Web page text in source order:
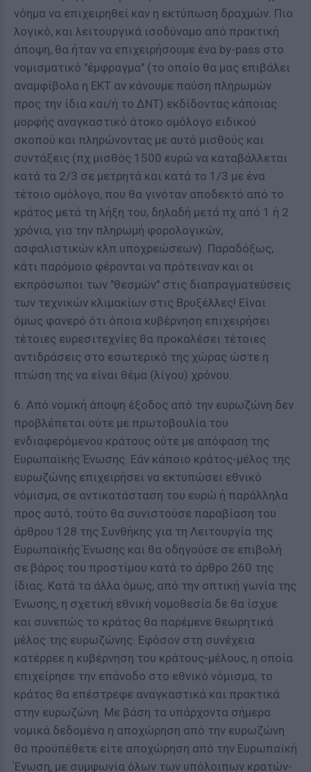
νόημα να επιχειρηθεί καν η εκτύπωση δραχμών. Πιο
λογικό, και λειτουργικά ισοδύναμο από πρακτική
άποψη, θα ήταν να επιχειρήσουμε ένα by-pass στο
νομισματικό "έμφραγμα" (το οποίο θα μας επιβάλει
αναμφίβολα η ΕΚΤ αν κάνουμε παύση πληρωμών
προς την ίδια και/ή το ΔΝΤ) εκδίδοντας κάποιας
μορφής αναγκαστικό άτοκο ομόλογο ειδικού
σκοπού και πληρώνοντας με αυτό μισθούς και
συντάξεις (πχ μισθός 1500 ευρώ να καταβάλλεται
κατά τα 2/3 σε μετρητά και κατά το 1/3 με ένα
τέτοιο ομόλογο, που θα γινόταν αποδεκτό από το
κράτος μετά τη λήξη του, δηλαδή μετά πχ από 1 ή 2
χρόνια, για την πληρωμή φορολογικών,
ασφαλιστικών κλπ υποχρεώσεων). Παραδόξως,
κάτι παρόμοιο φέρονται να πρότειναν και οι
εκπρόσωποι των "θεσμών" στις διαπραγματεύσεις
των τεχνικών κλιμακίων στις Βρυξέλλες! Είναι
όμως φανερό ότι όποια κυβέρνηση επιχειρήσει
τέτοιες ευρεσιτεχνίες θα προκαλέσει τέτοιες
αντιδράσεις στο εσωτερικό της χώρας ώστε η
πτώση της να είναι θέμα (λίγου) χρόνου.
6. Από νομική άποψη έξοδος από την ευρωζώνη δεν
προβλέπεται ούτε με πρωτοβουλία του
ενδιαφερόμενου κράτους ούτε με απόφαση της
Ευρωπαϊκής Ένωσης. Εάν κάποιο κράτος-μέλος της
ευρωζώνης επιχειρήσει να εκτυπώσει εθνικό
νόμισμα, σε αντικατάσταση του ευρώ ή παράλληλα
προς αυτό, τούτο θα συνιστούσε παραβίαση του
άρθρου 128 της Συνθήκης για τη Λειτουργία της
Ευρωπαϊκής Ένωσης και θα οδηγούσε σε επιβολή
σε βάρος του προστίμου κατά το άρθρο 260 της
ίδιας. Κατά τα άλλα όμως, από την οπτική γωνία της
Ένωσης, η σχετική εθνική νομοθεσία δε θα ίσχυε
και συνεπώς το κράτος θα παρέμενε θεωρητικά
μέλος της ευρωζώνης. Εφόσον στη συνέχεια
κατέρρεε η κυβέρνηση του κράτους-μέλους, η οποία
επιχείρησε την επάνοδο στο εθνικό νόμισμα, το
κράτος θα επέστρεφε αναγκαστικά και πρακτικά
στην ευρωζώνη. Με βάση τα υπάρχοντα σήμερα
νομικά δεδομένα η αποχώρηση από την ευρωζώνη
θα προϋπέθετε είτε αποχώρηση από την Ευρωπαϊκή
Ένωση, με συμφωνία όλων των υπόλοιπων κρατών-